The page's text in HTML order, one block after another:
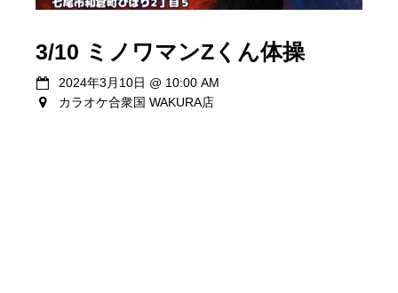
3/10 ミノワマンZくん体操
2024年3月10日 @ 10:00 AM
カラオケ合衆国 WAKURA店